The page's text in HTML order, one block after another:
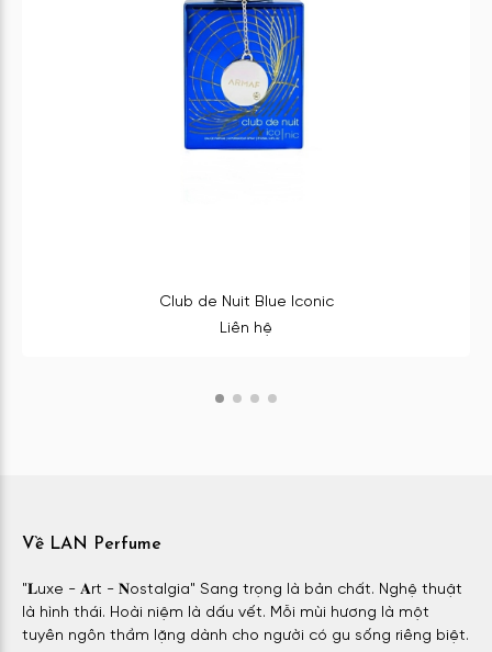
Club de Nuit Blue Iconic
Liên hệ
Về LAN Perfume
"𝐋uxe - 𝐀rt - 𝐍ostalgia" Sang trọng là bản chất. Nghệ thuật
là hình thái. Hoài niệm là dấu vết. Mỗi mùi hương là một
tuyên ngôn thầm lặng dành cho người có gu sống riêng biệt.